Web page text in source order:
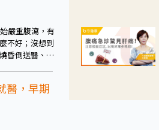
嚴重腹瀉，有
不好；沒想到
昏倒送醫、血
醫，早期